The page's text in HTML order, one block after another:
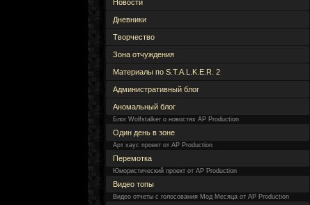
Новости
Дневники
Творчество
Зона отчуждения
Материалы по S.T.A.L.K.E.R. 2
Административный блог
Аномальный блог
Блог Wolfstalker о новостях AP Production
Один день в зоне
Арт хаус проект от AP Production
Перемотка
Юмористический проект от AP Production
Видео топы
Видео отчеты с голосования Мод Месяца от AP Production